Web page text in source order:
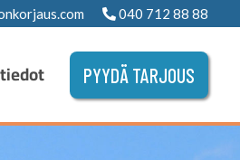
040 712 88 88
PYYDÄ TARJOUS